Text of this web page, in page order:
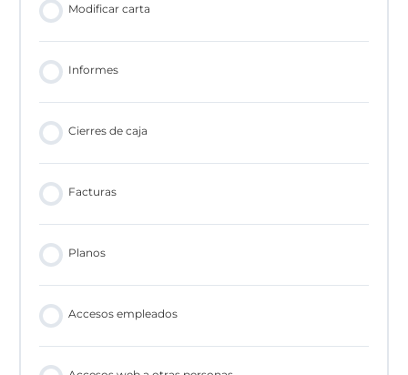
Modificar carta
Informes
Cierres de caja
Facturas
Planos
Accesos empleados